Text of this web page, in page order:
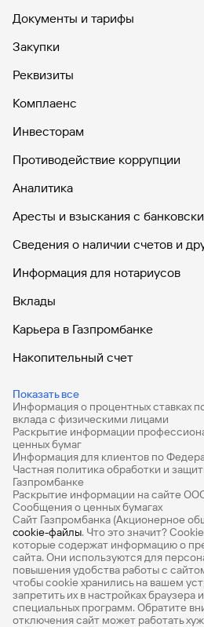
Документы и тарифы
Закупки
Реквизиты
Комплаенс
Инвесторам
Противодействие коррупции
Аналитика
Аресты и взыскания с
Сведения о наличии счетов и
Информация для нотариусов
Вклады
Карьера в Газпромбанке
Накопительный счет
Показать все
Дебетовые карты с бесплатным
Все накопительные счета
Банковские вклады на 3 месяца
Вклады с высоким процентом
Калькулятор вкладов
Виртуальные карты
Премиум
Private
Информация о процентных ставках
вклада с физическими лицами
Раскрытие информации
ценных бумаг
Информация для клиентов по
Частная политика обработки и
Газпромбанке
Раскрытие информации на сайте
Сообщения о ценных бумагах
Сайт Газпромбанка (Акционерное
cookie-файлы. Что это значит?
которые содержат информацию о
сайта. Они используются для
повышения удобства работы с
чтобы сookie хранились на вашем
запретить их в настройках
специальных программ. Обратите
отключения сайт может работать